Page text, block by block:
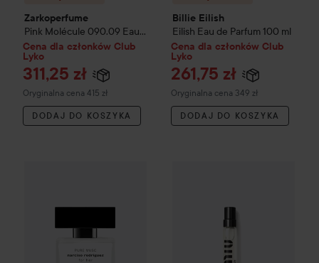
Zarkoperfume
Pink Molécule 090.09 Eau
de Parfum50 ml
Cena dla członków Club
Lyko
311,25 zł
Oryginalna cena 415 zł
Cena regularna 415 zł
DODAJ DO KOSZYKA
Billie Eilish
Eilish Eau de Parfum 100 ml
Cena dla członków Club
Lyko
261,75 zł
Oryginalna cena 349 zł
Cena regularna 349 zł
DODAJ DO KOSZYKA